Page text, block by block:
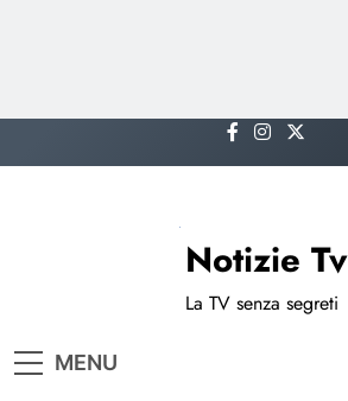
to
Notizie Tv
La TV senza segreti
MENU